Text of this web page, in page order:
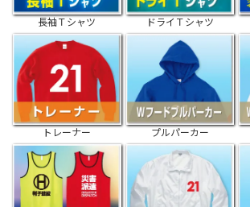
長袖Ｔシャツ ドライＴシャツ
トレーナー プルパーカー